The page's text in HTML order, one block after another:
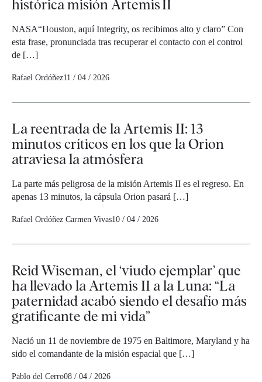
histórica misión Artemis II
NASA“Houston, aquí Integrity, os recibimos alto y claro” Con
esta frase, pronunciada tras recuperar el contacto con el control
de […]
Rafael Ordóñez11 / 04 / 2026
La reentrada de la Artemis II: 13
minutos críticos en los que la Orion
atraviesa la atmósfera
La parte más peligrosa de la misión Artemis II es el regreso. En
apenas 13 minutos, la cápsula Orion pasará […]
Rafael Ordóñez Carmen Vivas10 / 04 / 2026
Reid Wiseman, el ‘viudo ejemplar’ que
ha llevado la Artemis II a la Luna: “La
paternidad acabó siendo el desafío más
gratificante de mi vida”
Nació un 11 de noviembre de 1975 en Baltimore, Maryland y ha
sido el comandante de la misión espacial que […]
Pablo del Cerro08 / 04 / 2026